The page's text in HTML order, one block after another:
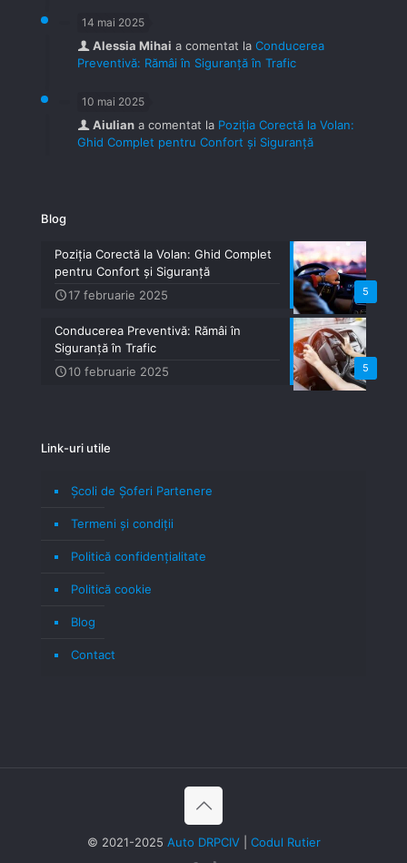
14 mai 2025
Alessia Mihai a comentat la Conducerea
Preventivă: Rămâi în Siguranță în Trafic
10 mai 2025
Aiulian a comentat la Poziția Corectă la Volan:
Ghid Complet pentru Confort și Siguranță
Blog
5
Poziția Corectă la Volan: Ghid Complet
pentru Confort și Siguranță
17 februarie 2025
5
Conducerea Preventivă: Rămâi în
Siguranță în Trafic
10 februarie 2025
Link-uri utile
Școli de Șoferi Partenere
Termeni şi condiţii
Politică confidenţialitate
Politică cookie
Blog
Contact
© 2021-2025 Auto DRPCIV| Codul Rutier